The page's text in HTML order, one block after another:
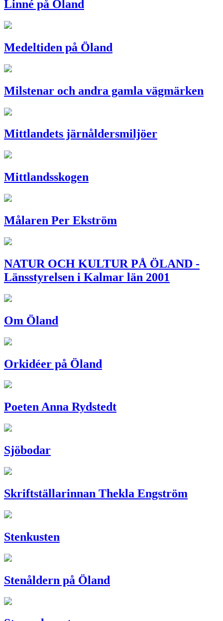
Linné på Öland
Medeltiden på Öland
Milstenar och andra gamla vägmärken
Mittlandets järnåldersmiljöer
Mittlandsskogen
Målaren Per Ekström
NATUR OCH KULTUR PÅ ÖLAND -
Länsstyrelsen i Kalmar län 2001
Om Öland
Orkidéer på Öland
Poeten Anna Rydstedt
Sjöbodar
Skriftställarinnan Thekla Engström
Stenkusten
Stenåldern på Öland